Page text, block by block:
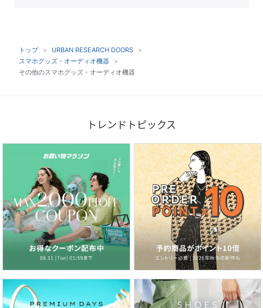
トップ
URBAN RESEARCH DOORS
スマホグッズ・オーディオ機器
その他のスマホグッズ・オーディオ機器
トレンドトピックス